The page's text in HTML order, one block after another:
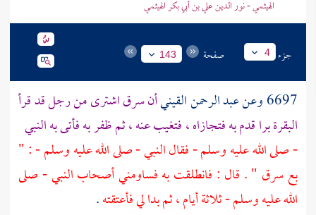
الهيثمي - نور الدين علي بن أبي بكر الهيثمي
جزء 4 صفحة 143
6697 وعن عبد الرحمن القينيأنسرقاشترى من رجل قد قرأ
البقرة برا قدم به فتجازاه ، فتغيب عنه ، ثم ظفر به فأتى به النبي
- صلى الله عليه وسلم - فقال النبي - صلى الله عليه وسلم - : "
بعسرق " . قال : فانطلقت به فساومني أصحاب النبي - صلى
الله عليه وسلم - ثلاثة أيام ، ثم بدا لي فأعتقته.